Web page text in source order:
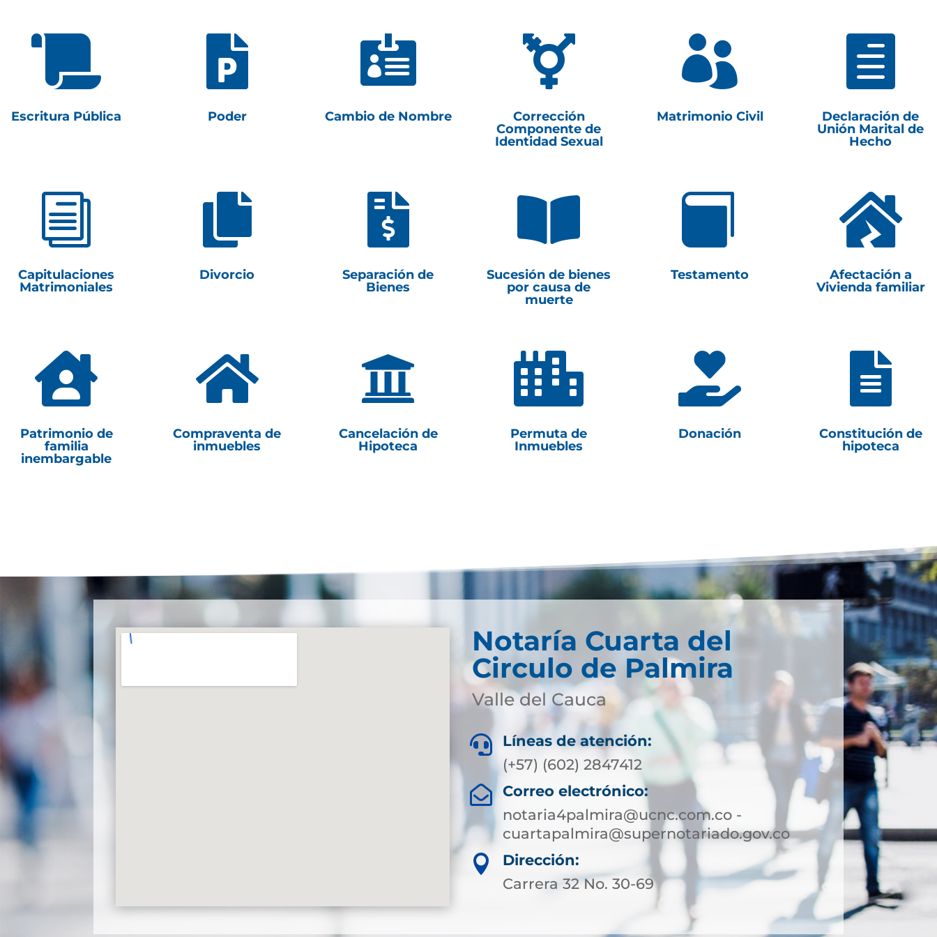

Escritura Pública

Poder

Cambio de Nombre

Corrección
Componente de
Identidad Sexual

Matrimonio Civil

Declaración de
Unión Marital de
Hecho
i
Capitulaciones
Matrimoniales

Divorcio

Separación de
Bienes

Sucesión de bienes
por causa de
muerte

Testamento

Afectación a
Vivienda familiar

Patrimonio de
familia
inembargable

Compraventa de
inmuebles

Cancelación de
Hipoteca

Permuta de
Inmuebles

Donación

Constitución de
hipoteca
Notaría Cuarta del
Circulo de Palmira
Valle del Cauca

Líneas de atención:
(+57) (602) 2847412

Correo electrónico:
notaria4palmira@ucnc.com.co -
cuartapalmira@supernotariado.gov.co

Dirección:
Carrera 32 No. 30-69